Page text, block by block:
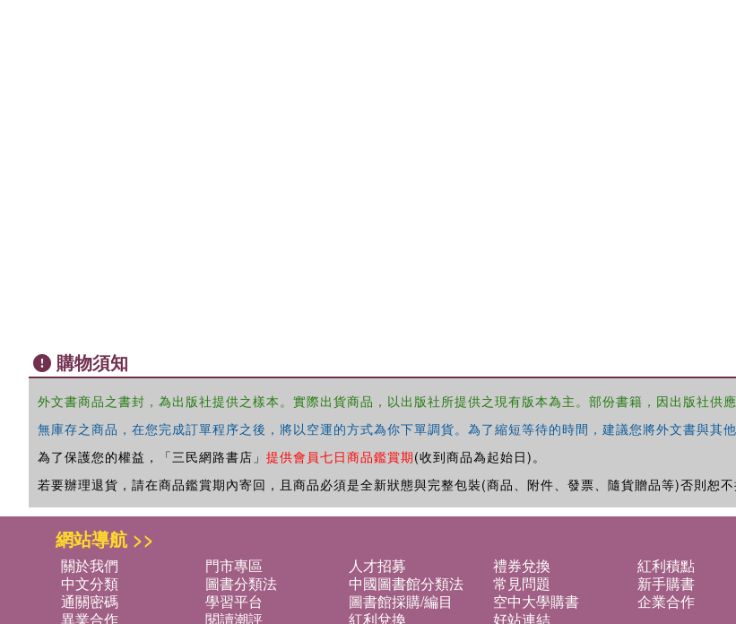
購物須知
外文書商品之書封，為出版社提供之樣本。實際出貨商品，以出版社所提供之現有版本為主。部份書籍，因出版社供
無庫存之商品，在您完成訂單程序之後，將以空運的方式為你下單調貨。為了縮短等待的時間，建議您將外文書與其
為了保護您的權益，「三民網路書店」 提供會員七日商品鑑賞期(收到商品為起始日)。
若要辦理退貨，請在商品鑑賞期內寄回，且商品必須是全新狀態與完整包裝(商品、附件、發票、隨貨贈品等)否則恕不
網站導航 >>
關於我們 門市專區 人才招募 禮券兌換
紅利積點
中文分類
圖書分類法 中國圖書館分類法 常見問題
新手購書
通關密碼
學習平台 圖書館採購/編目 空中大學購書
企業合作
異業合作
閱讀潮評 紅利兌換 好站連結